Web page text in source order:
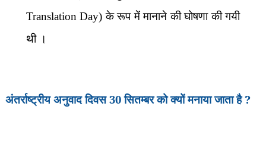
Translation Day)के रूप में मानाने की घोषणा की गयी
थी ।
अंतर्राष्ट्रीय अनुवाद दिवस30सितम्बर को क्यों मनाया जाता है?